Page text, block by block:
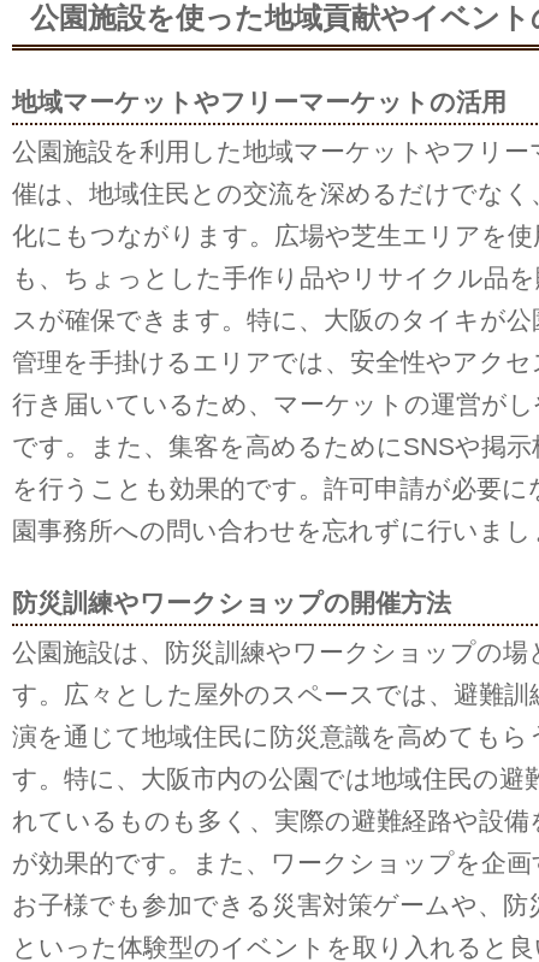
公園施設を使った地域貢献やイベント
地域マーケットやフリーマーケットの活用
公園施設を利用した地域マーケットやフリ
催は、地域住民との交流を深めるだけでなく
化にもつながります。広場や芝生エリアを
も、ちょっとした手作り品やリサイクル品
スが確保できます。特に、大阪のタイキが
管理を手掛けるエリアでは、安全性やアク
行き届いているため、マーケットの運営が
です。また、集客を高めるためにSNSや掲
を行うことも効果的です。許可申請が必要に
園事務所への問い合わせを忘れずに行いまし
防災訓練やワークショップの開催方法
公園施設は、防災訓練やワークショップの場
す。広々とした屋外のスペースでは、避難訓
演を通じて地域住民に防災意識を高めても
す。特に、大阪市内の公園では地域住民の避
れているものも多く、実際の避難経路や設備
が効果的です。また、ワークショップを企
お子様でも参加できる災害対策ゲームや、防
といった体験型のイベントを取り入れると